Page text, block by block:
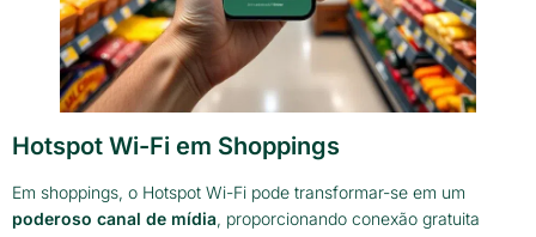
Hotspot Wi-Fi em Shoppings
Em shoppings, o Hotspot Wi-Fi pode transformar-se em um
poderoso canal de mídia, proporcionando conexão gratuita